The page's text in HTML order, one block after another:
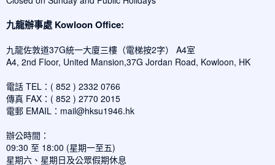
九龍辦事處 Kowloon Office:
九龍佐敦道37G統一大廈三樓（電梯按2字） A4室
A4, 2nd Floor, United Mansion,37G Jordan Road, Kowloon, HK
電話 TEL：( 852 ) 2332 0766
傳真 FAX：( 852 ) 2770 2015
電郵 EMAIL： mail@hksu1946.hk
辦公時間：
09:30 至 18:00 (星期一至五)
星期六、星期日及公眾假期休息